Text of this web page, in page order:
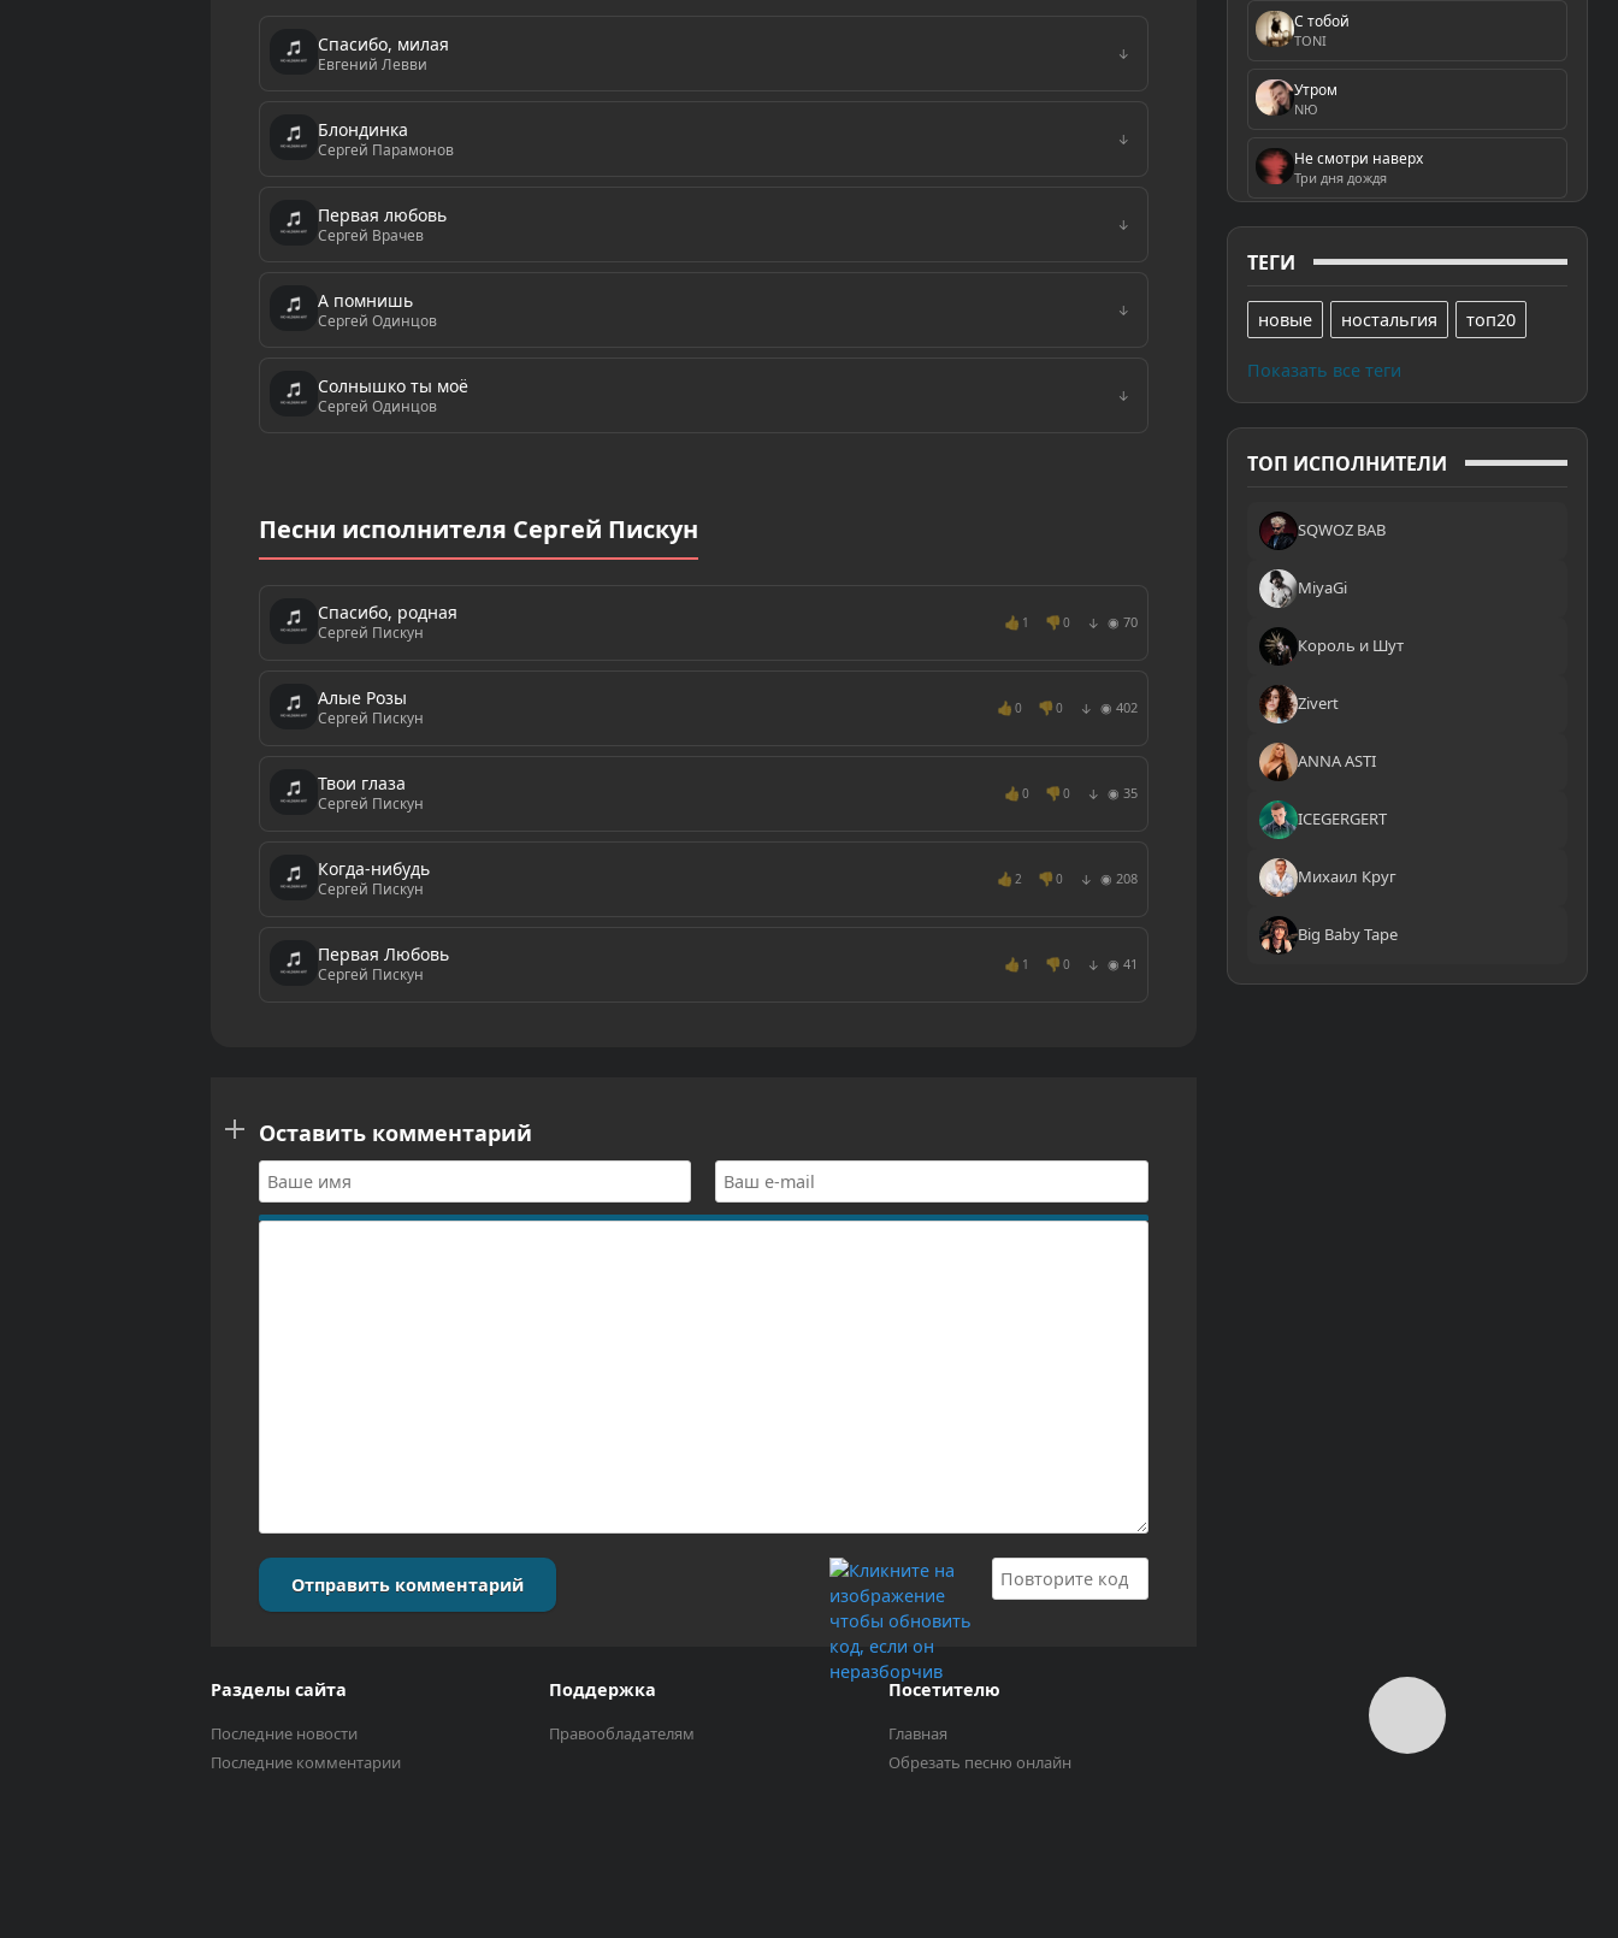
С тобой
TONI
Утром
NЮ
Не смотри наверх
Три дня дождя
ТЕГИ
новые ностальгия топ20
Показать все теги
ТОП ИСПОЛНИТЕЛИ
SQWOZ BAB
MiyaGi
Король и Шут
Zivert
ANNA ASTI
ICEGERGERT
Михаил Круг
Big Baby Tape
Спасибо, милая
Евгений Левви ↓
Блондинка
Сергей Парамонов ↓
Первая любовь
Сергей Врачев ↓
А помнишь
Сергей Одинцов ↓
Солнышко ты моё
Сергей Одинцов ↓
Песни исполнителя Сергей Пискун
Спасибо, родная
Сергей Пискун
👍 1 👎 0 ↓ ◉ 70
Алые Розы
Сергей Пискун
👍 0 👎 0 ↓ ◉ 402
Твои глаза
Сергей Пискун
👍 0 👎 0 ↓ ◉ 35
Когда-нибудь
Сергей Пискун
👍 2 👎 0 ↓ ◉ 208
Первая Любовь
Сергей Пискун
👍 1 👎 0 ↓ ◉ 41
Оставить комментарий
Отправить комментарий
Разделы сайта
Последние новости
Последние комментарии
Поддержка
Правообладателям
Посетителю
Главная
Обрезать песню онлайн